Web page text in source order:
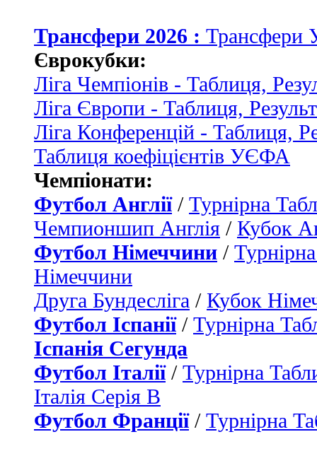
Трансфери 2026 : Трансфери
Єврокубки:
Ліга Чемпіонів - Таблиця,
Ліга Європи - Таблиця,
Ліга Конференцій - Таблиця,
Таблиця коефіцієнтів УЄФА
Чемпіонати:
Футбол Англії/ Турнірна
Чемпионшип Англія / Кубок
Футбол Німеччини /
Німеччини
Друга Бундесліга / Кубок
Футбол Іспанії/ Турнірна
Іспанія Сегунда
Футбол Італії/ Турнірна
Італія Серія B
Футбол Франції/ Турнірна